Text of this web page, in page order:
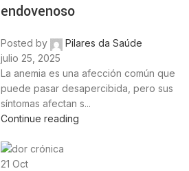
endovenoso
Posted by
Pilares da Saúde
julio 25, 2025
La anemia es una afección común que
puede pasar desapercibida, pero sus
síntomas afectan s...
Continue reading
21 Oct